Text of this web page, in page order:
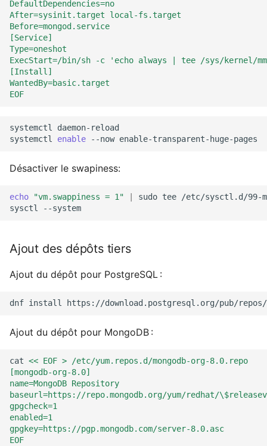
DefaultDependencies=no
After=sysinit.target local-fs.target
Before=mongod.service
[Service]
Type=oneshot
ExecStart=/bin/sh -c 'echo always | tee /sys/kernel/
[Install]
WantedBy=basic.target
EOF
systemctl
daemon-reload
systemctl
enable --now
Désactiver le swapiness:
echo "vm.swappiness = 1" sudo tee /etc/sysctl.d/99-
sysctl
Ajout des dépôts tiers
Ajout du dépôt pour PostgreSQL :
dnf install https://download.postgresql.org/pub/repos/
Ajout du dépôt pour MongoDB :
cat << EOF > /etc/yum.repos.d/mongodb-org-8.0.repo
[mongodb-org-8.0]
name=MongoDB Repository
baseurl=https://repo.mongodb.org/yum/redhat/
gpgcheck=1
enabled=1
gpgkey=https://pgp.mongodb.com/server-8.0.asc
EOF